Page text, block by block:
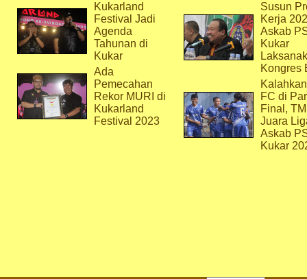
Kukarland
Festival Jadi
Agenda
Tahunan di
Kukar
Ada
Pemecahan
Rekor MURI di
Kukarland
Festival 2023
Susun
Kerja
Askab
Kukar
Kongres
FC di
Final,
Juara
Askab
Kukar